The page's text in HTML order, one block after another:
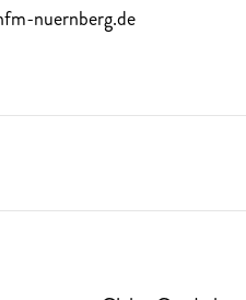
nuernberg.de